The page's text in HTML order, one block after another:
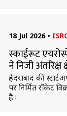
18 Jul 2026 •
स्काईरूट
ने निजी अंतरिक्ष
हैदराबाद की
पर निर्मित रॉकेट
है।